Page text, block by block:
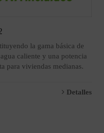
la gama básica de
caliente y una potencia
para viviendas medianas.
Detalles